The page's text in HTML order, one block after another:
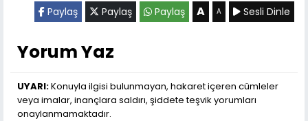
Paylaş Paylaş Paylaş A A Sesli Dinle
Yorum Yaz
UYARI:Konuyla ilgisi bulunmayan, hakaret içeren cümleler
veya imalar, inançlara saldırı, şiddete teşvik yorumları
onaylanmamaktadır.